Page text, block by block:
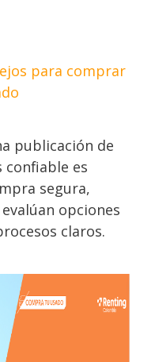
para comprar
publicación de
confiable es
segura,
opciones
claros.